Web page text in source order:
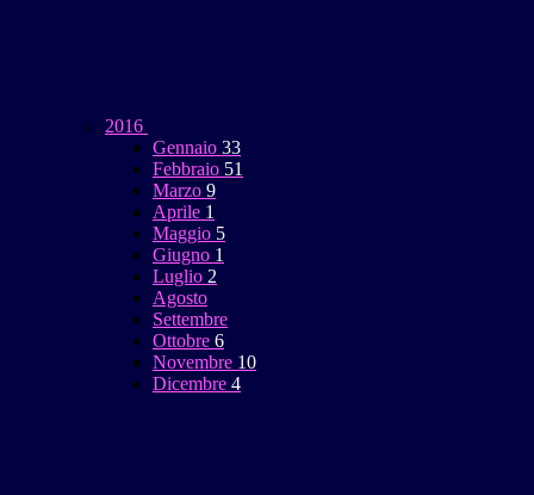
2016
Gennaio 33
Febbraio 51
Marzo 9
Aprile 1
Maggio 5
Giugno 1
Luglio 2
Agosto
Settembre
Ottobre 6
Novembre 10
Dicembre 4